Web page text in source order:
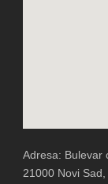
Adresa: Bulevar
21000 Novi Sad,